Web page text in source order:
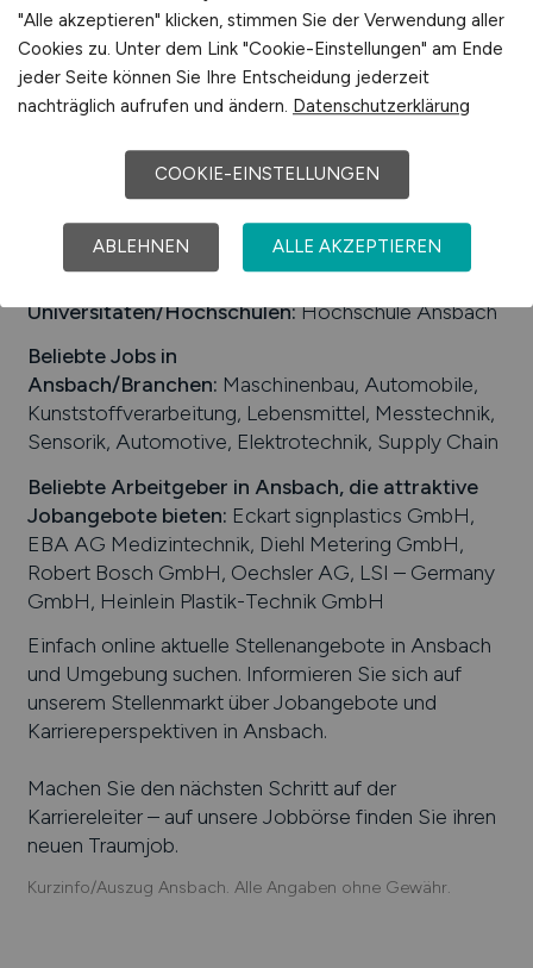
ca. 43.000
Verkehrsanbindungen:Bundesautobahn A 6,
Bundesstraßen B 13 und B d14, Bahnhof Ansbach,
Flugplatz Ansbach-Petersdorf, der nächste
Arbeiten in der Nähe von Ansbach:Lichtenau,
Ansbach, Weihenzell, Herrieden, Burgoberbach,
Leutershausen, Weidenbach, Mittelfranken
Universitäten/Hochschulen:Hochschule Ansbach
Beliebte Jobs in
Ansbach/Branchen: Maschinenbau, Automobile,
Kunststoffverarbeitung, Lebensmittel, Messtechnik,
Sensorik, Automotive, Elektrotechnik, Supply Chain
Beliebte Arbeitgeber in Ansbach, die attraktive
Jobangebote bieten: Eckart signplastics GmbH,
EBA AG Medizintechnik, Diehl Metering GmbH,
Robert Bosch GmbH, Oechsler AG, LSI – Germany
GmbH, Heinlein Plastik-Technik GmbH
Einfach online aktuelle Stellenangebote in Ansbach
und Umgebung suchen. Informieren Sie sich auf
unserem Stellenmarkt über Jobangebote und
Karriereperspektiven in Ansbach.
Machen Sie den nächsten Schritt auf der
Karriereleiter – auf unsere Jobbörse finden Sie ihren
neuen Traumjob.
Kurzinfo/Auszug Ansbach. Alle Angaben ohne Gewähr.
"Alle akzeptieren" klicken, stimmen Sie der Verwendung aller
Cookies zu. Unter dem Link "Cookie-Einstellungen" am Ende
jeder Seite können Sie Ihre Entscheidung jederzeit
nachträglich aufrufen und ändern. Datenschutzerklärung
COOKIE-EINSTELLUNGEN
ABLEHNEN ALLE AKZEPTIEREN